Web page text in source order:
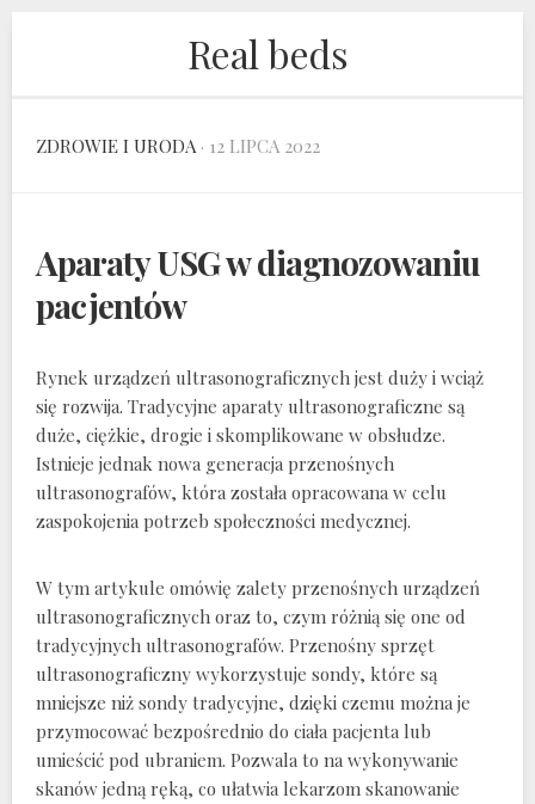
Real beds
ZDROWIE I URODA· 12 LIPCA 2022
Aparaty USG w diagnozowaniu
pacjentów
Rynek urządzeń ultrasonograficznych jest duży i wciąż
się rozwija. Tradycyjne aparaty ultrasonograficzne są
duże, ciężkie, drogie i skomplikowane w obsłudze.
Istnieje jednak nowa generacja przenośnych
ultrasonografów, która została opracowana w celu
zaspokojenia potrzeb społeczności medycznej.
W tym artykule omówię zalety przenośnych urządzeń
ultrasonograficznych oraz to, czym różnią się one od
tradycyjnych ultrasonografów. Przenośny sprzęt
ultrasonograficzny wykorzystuje sondy, które są
mniejsze niż sondy tradycyjne, dzięki czemu można je
przymocować bezpośrednio do ciała pacjenta lub
umieścić pod ubraniem. Pozwala to na wykonywanie
skanów jedną ręką, co ułatwia lekarzom skanowanie